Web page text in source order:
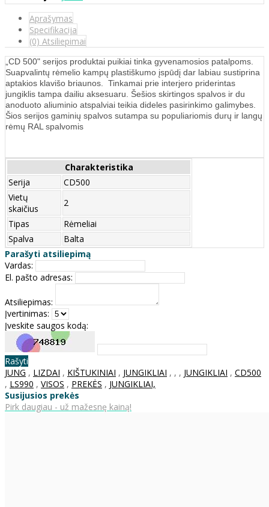
Aprašymas
Specifikacija
(0) Atsiliepimai
„CD 500" serijos produktai puikiai tinka gyvenamosios patalpoms.
Suapvalintų rėmelio kampų plastiškumo įspūdį dar labiau sustiprina
aptakios klavišo briaunos. Tinkamai prie interjero priderintas
jungiklis tampa dailiu aksesuaru. Šešios skirtingos spalvos ir du
anoduoto aliuminio atspalviai teikia dideles pasirinkimo galimybes.
Šios serijos gaminių spalvos sutampa su populiariomis durų ir langų
rėmų RAL spalvomis
Charakteristika
Serija
CD500
Vietų
skaičius
2
Tipas
Rėmeliai
Spalva
Balta
Parašyti atsiliepimą
Vardas:
El. pašto adresas:
Atsiliepimas:
Įvertinimas:
Įveskite saugos kodą:
Rašyti
JUNG , LIZDAI , KIŠTUKINIAI , JUNGIKLIAI , , , JUNGIKLIAI , CD500
, LS990 , VISOS , PREKĖS , JUNGIKLIAI,
Susijusios prekės
Pirk daugiau - už mažesnę kainą!